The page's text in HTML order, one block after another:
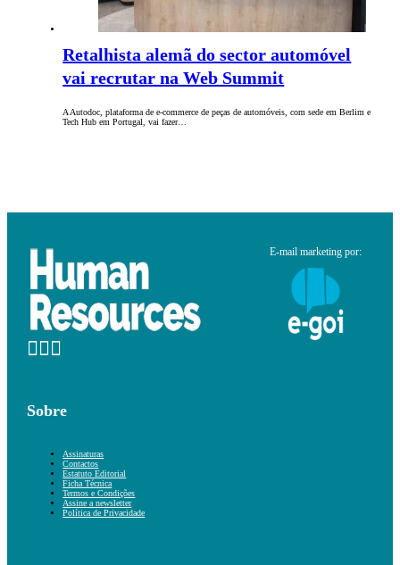
Retalhista alemã do sector automóvel
vai recrutar na Web Summit
A Autodoc, plataforma de e-commerce de peças de automóveis, com sede em Berlim e
Tech Hub em Portugal, vai fazer…
E-mail marketing por:
Sobre
Assinaturas
Contactos
Estatuto Editorial
Ficha Técnica
Termos e Condições
Assine a newsletter
Política de Privacidade